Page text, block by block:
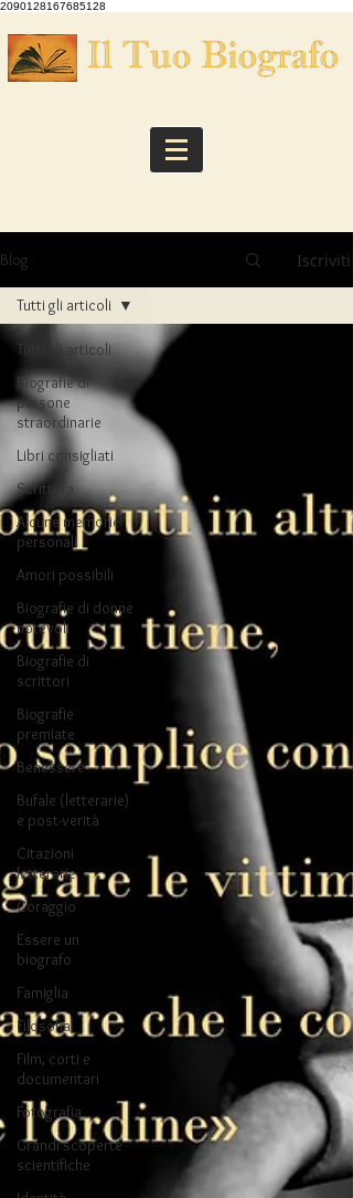
2090128167685128
Blog Iscriviti
Tutti gli articoli
Biografie di
persone
straordinarie
Libri consigliati
Scrittura
Alcune memorie
personali
Amori possibili
Biografie di donne
notevoli
Biografie di
scrittori
Biografie
premiate
Benessere
Bufale (letterarie)
e post-verità
Citazioni
letterarie
Coraggio
Essere un
biografo
Famiglia
Filosofia
Film, corti e
documentari
Fotografia
Grandi scoperte
scientifiche
Tutti gli articoli